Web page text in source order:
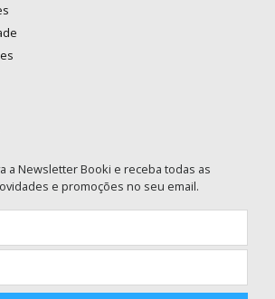
a Newsletter Booki e receba todas as
e promoções no seu email.